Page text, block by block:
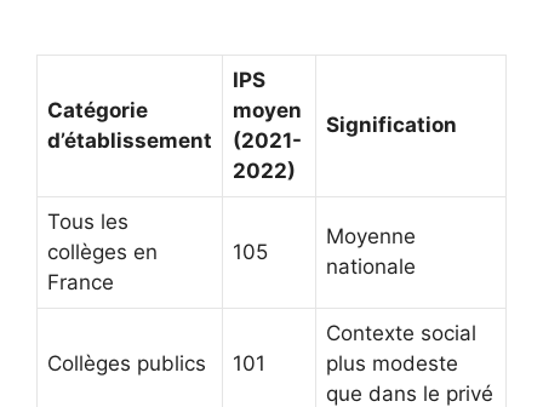
Catégorie
d’établissement
IPS
moyen
(2021-
2022)
Signification
Tous les
collèges en
France
105
Moyenne
nationale
Collèges publics 101
Contexte social
plus modeste
que dans le privé